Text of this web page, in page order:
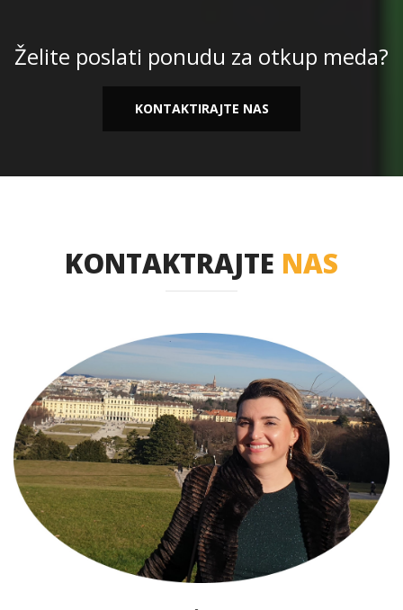
Želite poslati ponudu za otkup meda?
KONTAKTIRAJTE NAS
KONTAKTRAJTE NAS